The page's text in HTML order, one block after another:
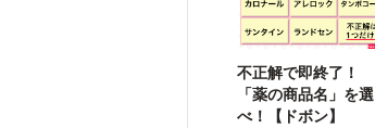
不正解で即終了！
「薬の商品名」を選
べ！【ドボン】